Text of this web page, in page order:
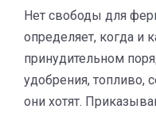
Нет свободы для
определяет, когда и
принудительном
удобрения, топливо,
они хотят.